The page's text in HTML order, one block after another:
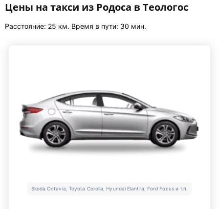
Цены на такси из Родоса в Теологос
Расстояние: 25 км. Время в пути: 30 мин.
Skoda Octavia, Toyota Corolla, Hyundai Elantra, Ford Focus и т.п.